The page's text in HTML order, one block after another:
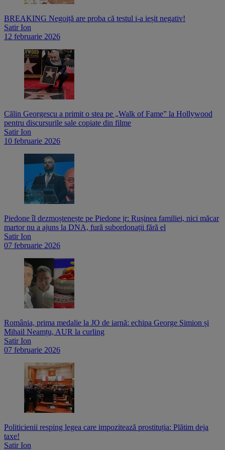
BREAKING Negoiță are proba că testul i-a ieșit negativ!
Satir Ion
12 februarie 2026
Călin Georgescu a primit o stea pe „Walk of Fame” la Hollywood
pentru discursurile sale copiate din filme
Satir Ion
10 februarie 2026
Piedone îl dezmoștenește pe Piedone jr: Rușinea familiei, nici măcar
martor nu a ajuns la DNA, fură subordonații fără el
Satir Ion
07 februarie 2026
România, prima medalie la JO de iarnă: echipa George Simion și
Mihail Neamțu, AUR la curling
Satir Ion
07 februarie 2026
Politicienii resping legea care impozitează prostituția: Plătim deja
taxe!
Satir Ion